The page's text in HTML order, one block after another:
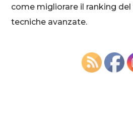
come migliorare il ranking
tecniche avanzate.